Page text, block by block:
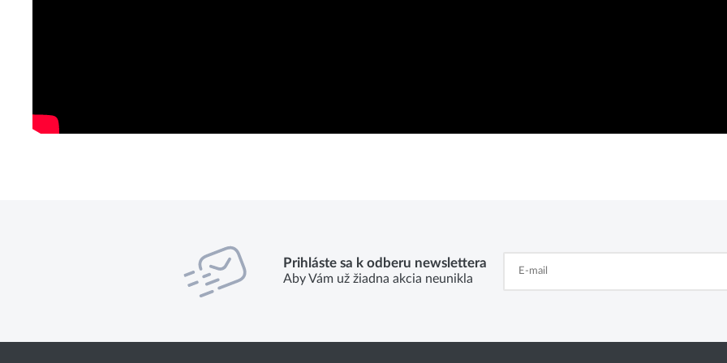
Prihláste sa k odberu newslettera
Aby Vám už žiadna akcia neunikla